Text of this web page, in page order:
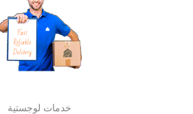
خدمات لوجستية